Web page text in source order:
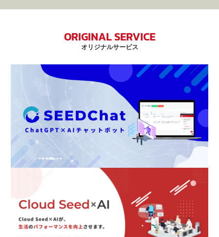
ORIGINAL SERVICE
オリジナルサービス